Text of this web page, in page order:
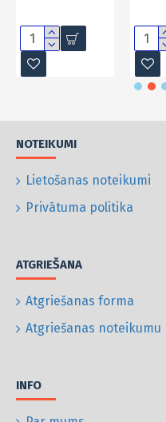
NOTEIKUMI
Lietošanas noteikumi
Privātuma politika
ATGRIEŠANA
Atgriešanas forma
Atgriešanas noteikumu
INFO